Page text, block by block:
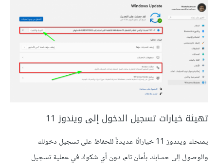
تهيئة خيارات تسجيل الدخول إلى ويندوز 11
يمنحك ويندوز 11 خياراتًا عديدةً للحفاظ على تسجيل دخولك
والوصول إلى حسابك بأمان تام، دون أي شكوك في عملية تسجيل